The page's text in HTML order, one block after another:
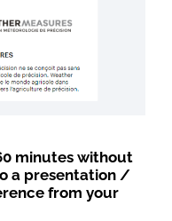
minutes without
a presentation /
from your